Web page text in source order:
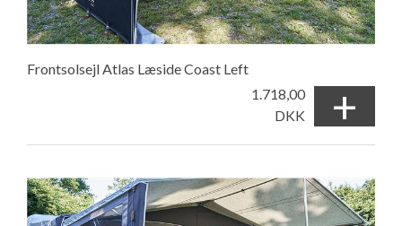
Frontsolsejl Atlas Læside Coast Left
1.718,00
DKK
+